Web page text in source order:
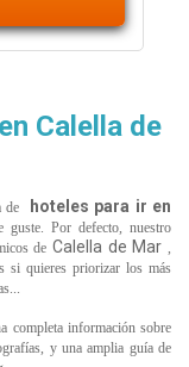
Calella de
de
hoteles para ir en
Por defecto, nuestro
deCalella de Mar ,
si quieres priorizar los más
completa información sobre
y una amplia guía de